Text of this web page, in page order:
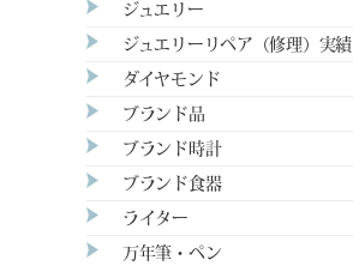
ジュエリー
ジュエリーリペア（修理）実績
ダイヤモンド
ブランド品
ブランド時計
ブランド食器
ライター
万年筆・ペン